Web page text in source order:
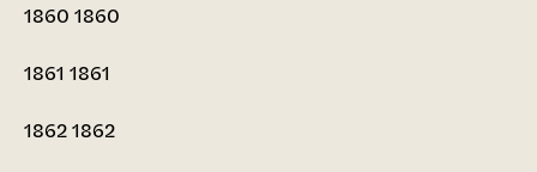
1860 1860
1861 1861
18621862